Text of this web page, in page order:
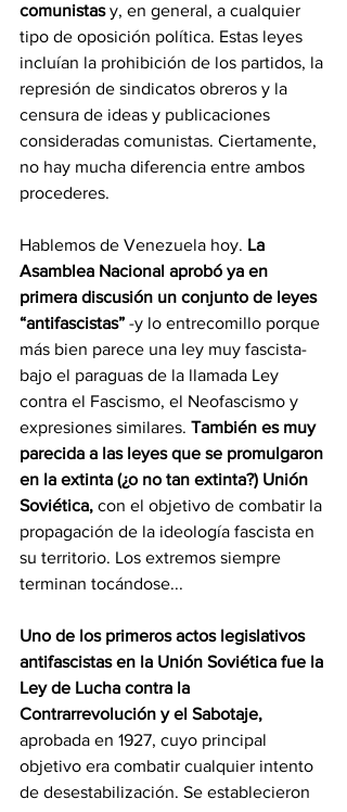
comunistas y, en general, a cualquier
tipo de oposición política. Estas leyes
incluían la prohibición de los partidos, la
represión de sindicatos obreros y la
censura de ideas y publicaciones
consideradas comunistas. Ciertamente,
no hay mucha diferencia entre ambos
procederes.
Hablemos de Venezuela hoy. La
Asamblea Nacional aprobó ya en
primera discusión un conjunto de leyes
“antifascistas” -y lo entrecomillo porque
más bien parece una ley muy fascista-
bajo el paraguas de la llamada Ley
contra el Fascismo, el Neofascismo y
expresiones similares. También es muy
parecida a las leyes que se promulgaron
en la extinta (¿o no tan extinta?) Unión
Soviética, con el objetivo de combatir la
propagación de la ideología fascista en
su territorio. Los extremos siempre
terminan tocándose...
Uno de los primeros actos legislativos
antifascistas en la Unión Soviética fue la
Ley de Lucha contra la
Contrarrevolución y el Sabotaje,
aprobada en 1927, cuyo principal
objetivo era combatir cualquier intento
de desestabilización. Se establecieron